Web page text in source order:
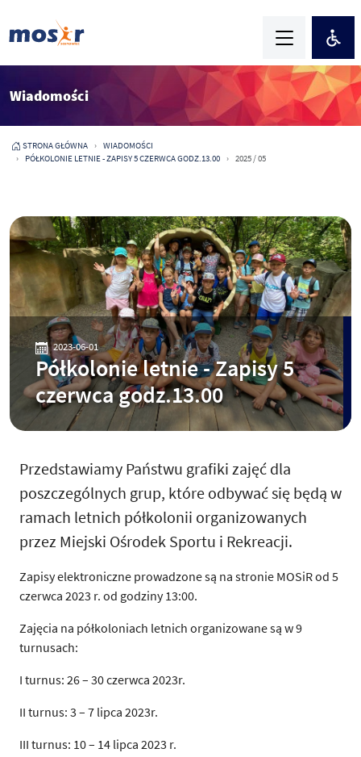
Wiadomości
STRONA GŁÓWNA
WIADOMOŚCI
PÓŁKOLONIE LETNIE - ZAPISY 5 CZERWCA GODZ.13.00
2025 / 05
2023-06-01
Półkolonie letnie - Zapisy 5
czerwca godz.13.00
Przedstawiamy Państwu grafiki zajęć dla
poszczególnych grup, które odbywać się będą w
ramach letnich półkolonii organizowanych
przez Miejski Ośrodek Sportu i Rekreacji.
Zapisy elektroniczne prowadzone są na stronie MOSiR od 5
czerwca 2023 r. od godziny 13:00.
Zajęcia na półkoloniach letnich organizowane są w 9
turnusach:
I turnus: 26 – 30 czerwca 2023r.
II turnus: 3 – 7 lipca 2023r.
III turnus: 10 – 14 lipca 2023 r.